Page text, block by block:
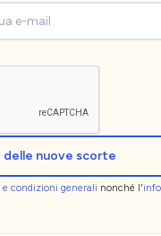
mail
delle nuove scorte
condizioni generali nonché l'